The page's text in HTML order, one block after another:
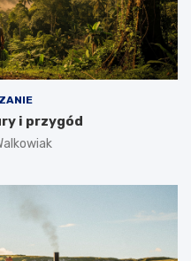
i przygód